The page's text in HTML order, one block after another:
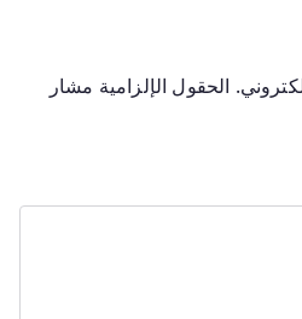
الحقول الإلزامية مشار